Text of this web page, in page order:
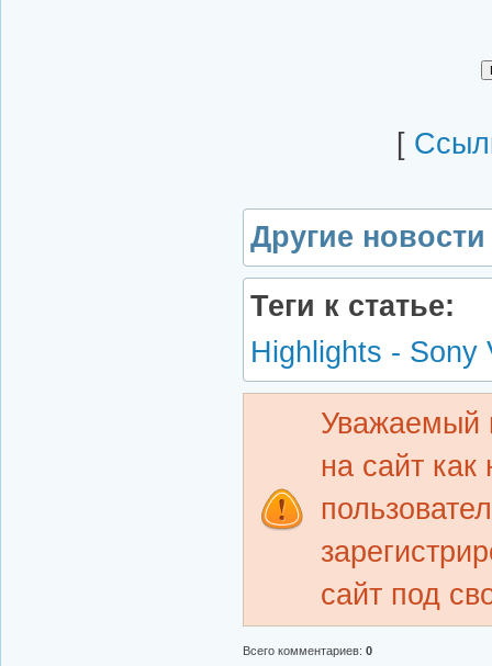
[
Другие
Теги к статье:
Highlights - Sony
Уважаемый
на сайт как
сайт под
Всего комментариев: 0